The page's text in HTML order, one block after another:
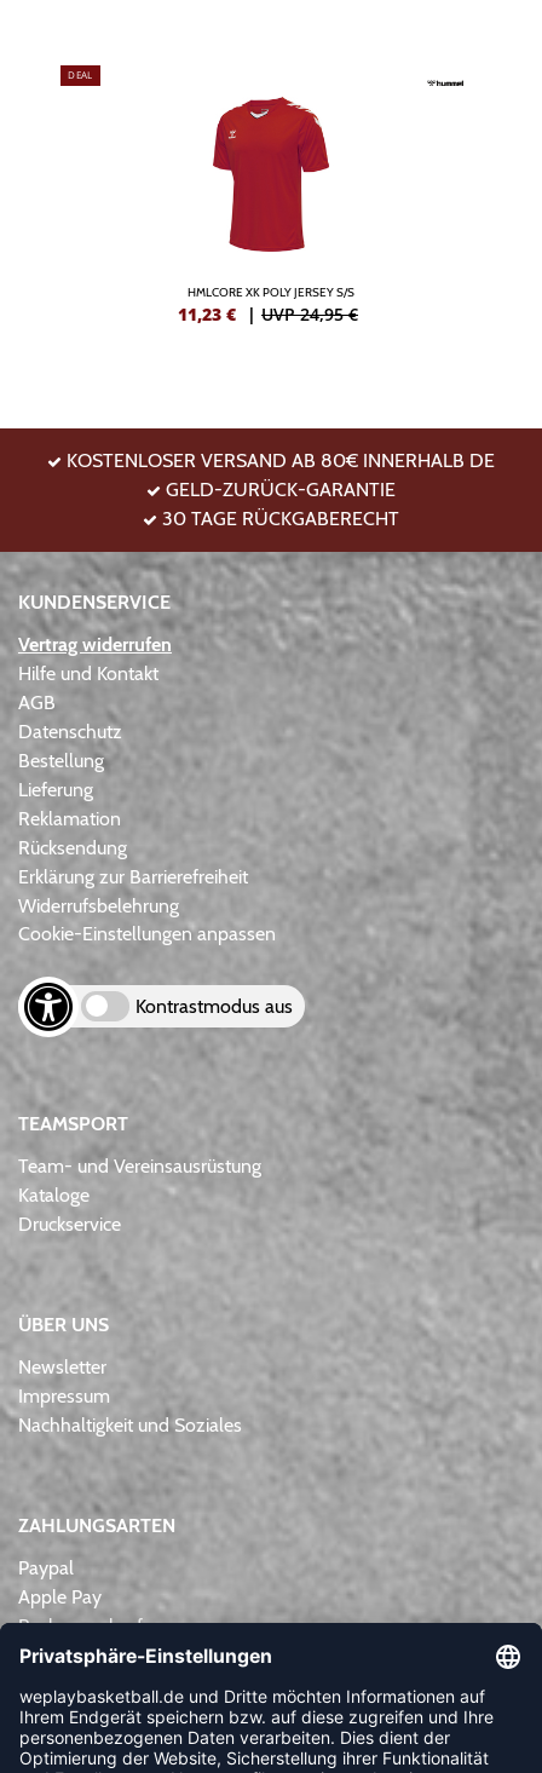
DEAL
HMLCORE XK POLY JERSEY S/S
11,23 € | UVP 24,95 €
KOSTENLOSER VERSAND AB 80€ INNERHALB DE
GELD-ZURÜCK-GARANTIE
30 TAGE RÜCKGABERECHT
KUNDENSERVICE
Vertrag widerrufen
Hilfe und Kontakt
AGB
Datenschutz
Bestellung
Lieferung
Reklamation
Rücksendung
Erklärung zur Barrierefreiheit
Widerrufsbelehrung
Cookie-Einstellungen anpassen
Kontrastmodus aus
TEAMSPORT
Team- und Vereinsausrüstung
Kataloge
Druckservice
ÜBER UNS
Newsletter
Impressum
Nachhaltigkeit und Soziales
ZAHLUNGSARTEN
Paypal
Apple Pay
Rechnungskauf
Lastschrift
Kreditkarte
Vorkasse